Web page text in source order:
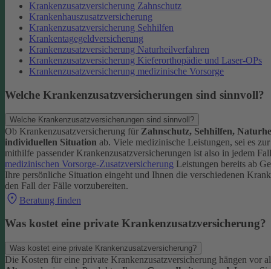
Krankenzusatzversicherung Zahnschutz
Krankenhauszusatzversicherung
Krankenzusatzversicherung Sehhilfen
Krankentagegeldversicherung
Krankenzusatzversicherung Naturheilverfahren
Krankenzusatzversicherung Kieferorthopädie und Laser-OPs
Krankenzusatzversicherung medizinische Vorsorge
Welche Krankenzusatzversicherungen sind sinnvoll?
Welche Krankenzusatzversicherungen sind sinnvoll?
Ob Krankenzusatzversicherung für Zahnschutz, Sehhilfen,
individuellen Situation ab. Viele medizinische Leistungen, sei es zur
mithilfe passender Krankenzusatzversicherungen ist also in jedem
medizinischen Vorsorge-Zusatzversicherung Leistungen bereits ab
Ihre persönliche Situation eingeht und Ihnen die verschiedenen
den Fall der Fälle vorzubereiten.
Beratung finden
Was kostet eine private Krankenzusatzversicherung?
Was kostet eine private Krankenzusatzversicherung?
Die Kosten für eine private Krankenzusatzversicherung hängen vor